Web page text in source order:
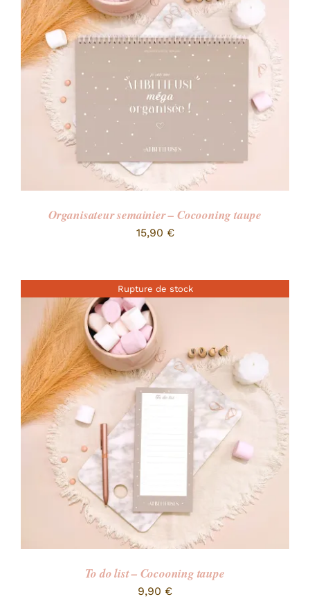
RECHERCHER:
Organisateur semainier – Cocooning taupe
15,90 €
Rupture de stock
To do list – Cocooning taupe
9,90 €